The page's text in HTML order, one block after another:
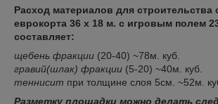
Расход материалов для строительства
еврокорта 36 х 18 м. с игровым полем
составляет:
щебень фракции (20-40) ~78м. куб.
гравий(шлак) фракции (5-20) ~40м. куб.
теннисит при толщине слоя 5см. ~52м.
Разметку площадки можно делать